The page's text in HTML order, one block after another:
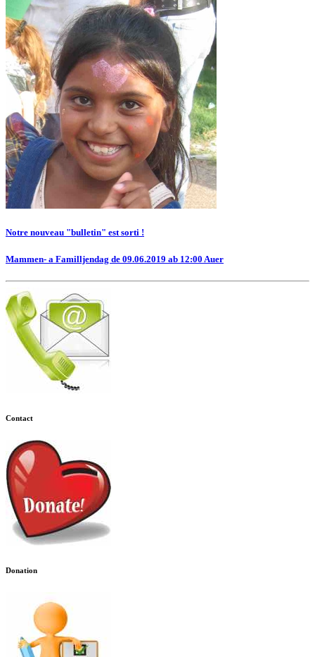
Notre nouveau "bulletin" est sorti !
Mammen- a Familljendag de 09.06.2019 ab 12:00 Auer
Contact
Donation